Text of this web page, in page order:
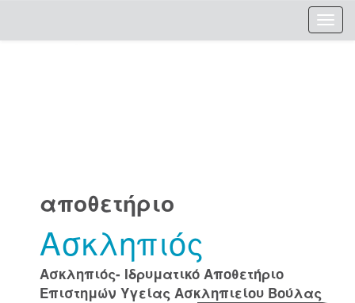
αποθετήριο
Ασκληπιός
Ασκληπιός- Ιδρυματικό Αποθετήριο
Επιστημών Υγείας Ασκληπιείου Βούλας